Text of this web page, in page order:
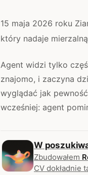
15 maja 2026 roku
który nadaje
Agent widzi tylko
znajomo, i zaczyna
wyglądać jak
wcześniej: agent
W
Zbudowałem
CV dokładnie